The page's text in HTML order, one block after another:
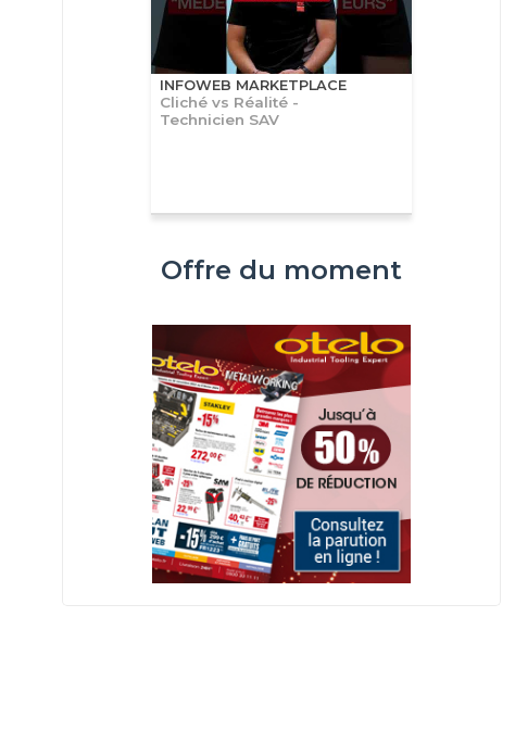
INFOWEB MARKETPLACE
Cliché vs Réalité -
Technicien SAV
Offre du moment